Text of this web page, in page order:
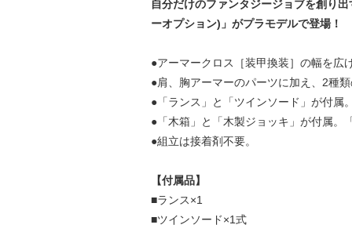
自分だけのファンタジージョブを創り
ーオプション)」がプラモデルで登場！
●アーマークロス［装甲換装］の幅を広
●肩、胸アーマーのパーツに加え、2種
●「ランス」と「ツインソード」が付属
●「木箱」と「木製ジョッキ」が付属
●組立は接着剤不要。
【付属品】
■ランス×1
■ツインソード×1式